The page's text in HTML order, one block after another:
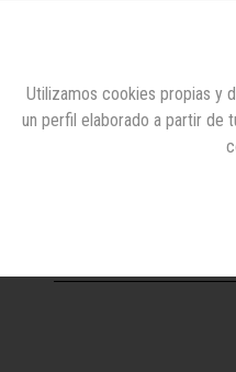
Utilizamos cookies propias y
un perfil elaborado a partir de